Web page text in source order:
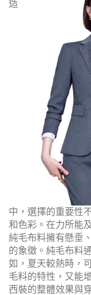
造
中，選擇的重要性
和色彩。在力所能
純毛布料擁有懸垂
的象徵。純毛布料
如，夏天較熱時，
毛料的特性，又能
西裝的整體效果與